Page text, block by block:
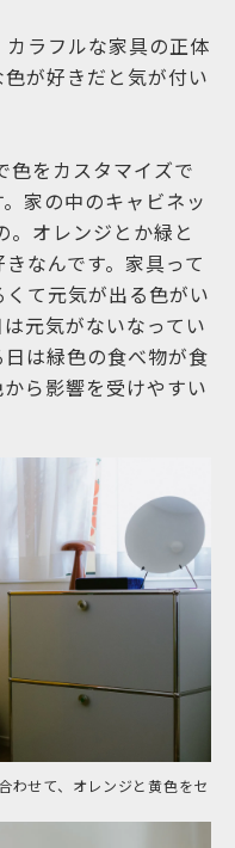
ラフルな家具の正体
が好きだと気が付い
色をカスタマイズで
家の中のキャビネッ
。オレンジとか緑と
なんです。家具って
て元気が出る色がい
元気がないなってい
は緑色の食べ物が食
ら影響を受けやすい
わせて、オレンジと黄色をセ